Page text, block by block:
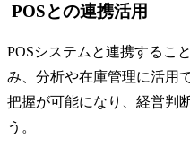
POSとの連携活用
POSシステムと連携するこ
み、分析や在庫管理に活用
把握が可能になり、経営判
う。